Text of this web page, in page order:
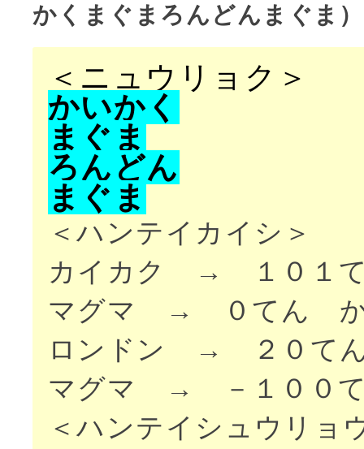
かくまぐまろんどんまぐま）
＜ニュウリョク＞
かいか く
ま ぐ ま
ろん どん
ま ぐ ま
＜ハンテイカイシ＞
カイカク → １０１
マグマ → ０てん か
ロンドン → ２０て
マグマ → －１００
＜ハンテイシュウリョ